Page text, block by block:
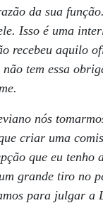
da sua
Isso é uma
recebeu aquilo
tem essa
nós
criar uma
que eu tenho
grande tiro no
para julgar a